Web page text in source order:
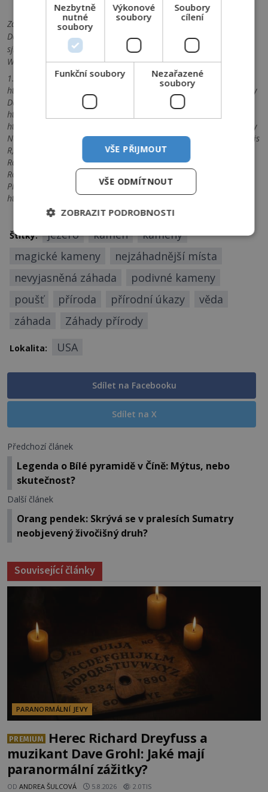
Zdroje informací:Norris et al. - Sliding Rocks on Racetrack Playa,
Death Valley National Park: First Observation of Rocks in Motion,
sjsu.edu - Sliding rocks on the Racetrack Playa, Death Valley,
Wikipedia - Sailing stones
1. By Lgcharlot - Own work, CC BY-SA 4.0,
https://commons.wikimedia.org/w/index.php?curid=8514260 2. By
Dan Duriscoe, for the en:U.S. National Park Service. -
http://antwrp.gsfc.nasa.gov/apod/ap070508.html, Public Domain,
https://commons.wikimedia.org/w/index.php?curid=2296361 3. By
Norris R, Norris J, Lorenz R, Ray J, Jackson B - Image file from Norris
R, Norris J, Lorenz R, Ray J, Jackson B (2014). "Sliding Rocks on
Racetrack Playa, Death Valley National Park: First Observation of
Rocks in Motion". PLOS ONE. DOI:10.1371/journal.pone.0105948.
PMID 25162535. PMC: 4146553., CC BY 4.0,
https://commons.wikimedia.org/w/index.php?curid=35128076
Štítky: jezero kámen
kameny
magické kameny
nejzáhadnější místa
nevyjasněná záhada
podivné kameny
poušť
příroda přírodní úkazy
věda
záhada
Záhady přírody
Lokalita: USA
Sdílet na Facebooku
Sdílet na X
Předchozí článek
Legenda o Bílé pyramidě v Číně: Mýtus, nebo
skutečnost?
Další článek
Orang pendek: Skrývá se v pralesích Sumatry
neobjevený živočišný druh?
Související články
PARANORMÁLNÍ JEVY
PREMIUM
Herec Richard Dreyfuss a
muzikant Dave Grohl: Jaké mají
paranormální zážitky?
OD ANDREA ŠULCOVÁ 5.8.2026 2.0TIS
Nezbytně
nutné
soubory
Výkonové
soubory
Soubory
cílení
Funkční soubory
Nezařazené
soubory
VŠE PŘIJMOUT
VŠE ODMÍTNOUT
ZOBRAZIT PODROBNOSTI